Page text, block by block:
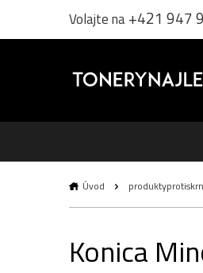
Volajte na+421 947
Úvod
Konica